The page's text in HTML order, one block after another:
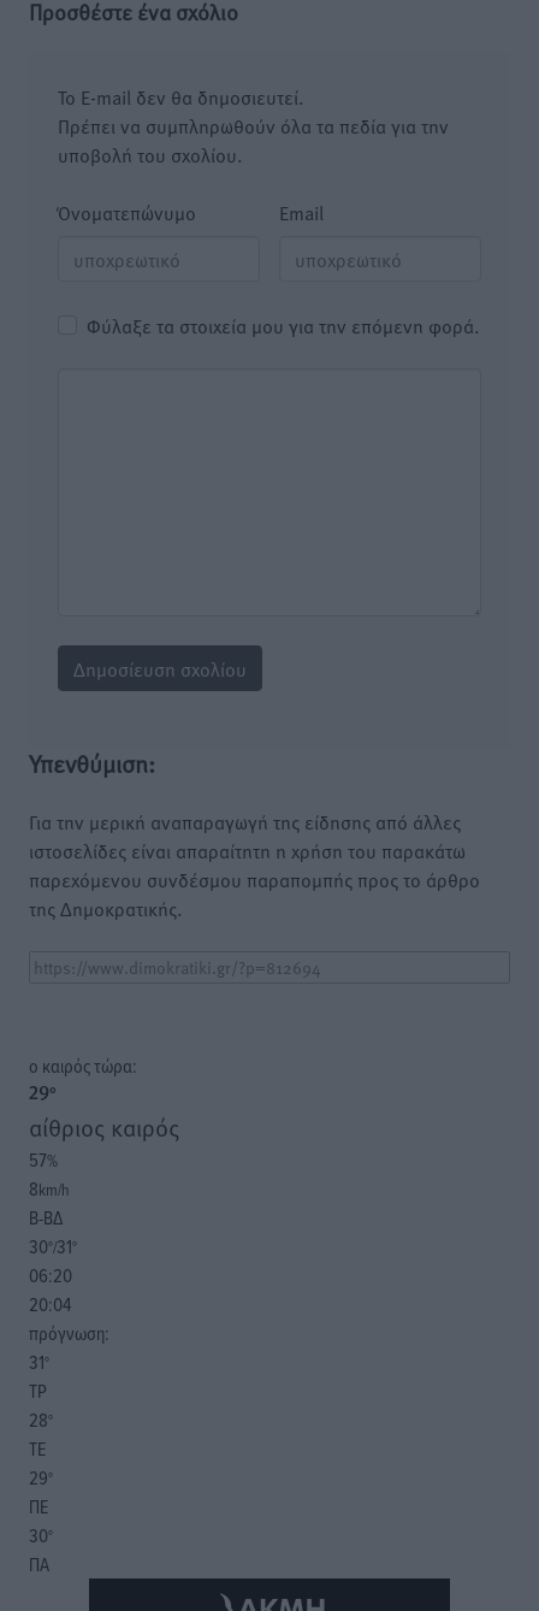
Προσθέστε ένα σχόλιο
Το E-mail δεν θα δημοσιευτεί.
Πρέπει να συμπληρωθούν όλα τα πεδία για την
υποβολή του σχολίου.
Όνοματεπώνυμο Email
Φύλαξε τα στοιχεία μου για την επόμενη φορά.
Υπενθύμιση:
Για την μερική αναπαραγωγή της είδησης από άλλες
ιστοσελίδες είναι απαραίτητη η χρήση του παρακάτω
παρεχόμενου συνδέσμου παραπομπής προς το άρθρο
της Δημοκρατικής.
o καιρός τώρα:
29°
αίθριος καιρός
57%
8km/h
Β-ΒΔ
30°/31°
06:20
20:04
πρόγνωση:
31°
ΤΡ
28°
ΤΕ
29°
ΠΕ
30°
ΠΑ